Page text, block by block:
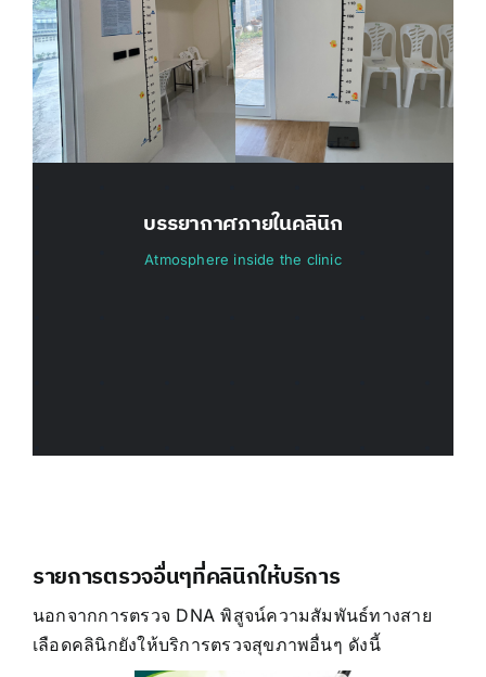
บรรยากาศภายในคลินิก
Atmosphere inside the clinic
รายการตรวจอื่นๆที่คลินิกให้บริการ
นอกจากการตรวจ DNA พิสูจน์ความสัมพันธ์ทางสาย
เลือดคลินิกยังให้บริการตรวจสุขภาพอื่นๆ ดังนี้